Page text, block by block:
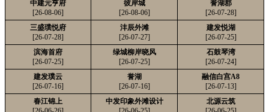
中建元亨府
[26-08-06]
彼岸城
[26-08-06]
誉湖郡
[26-07-28]
三盛璞悦府
[26-07-28]
沣辰外滩
[26-07-27]
建发悦湖
[26-07-25]
滨海首府
[26-07-25]
绿城柳岸晓风
[26-07-25]
石鼓琴湾
[26-07-24]
建发璞云
[26-07-16]
誉湖
[26-07-16]
融信白宫A8
[26-07-13]
春江锦上
中发印象外滩设计
北源云筑